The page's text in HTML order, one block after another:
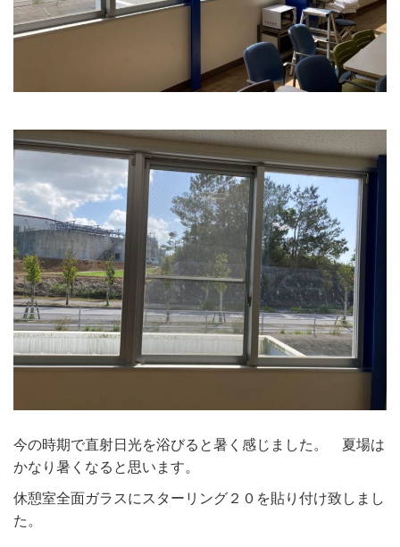
今の時期で直射日光を浴びると暑く感じました。 夏場は
かなり暑くなると思います。
休憩室全面ガラスにスターリング２０を貼り付け致しまし
た。